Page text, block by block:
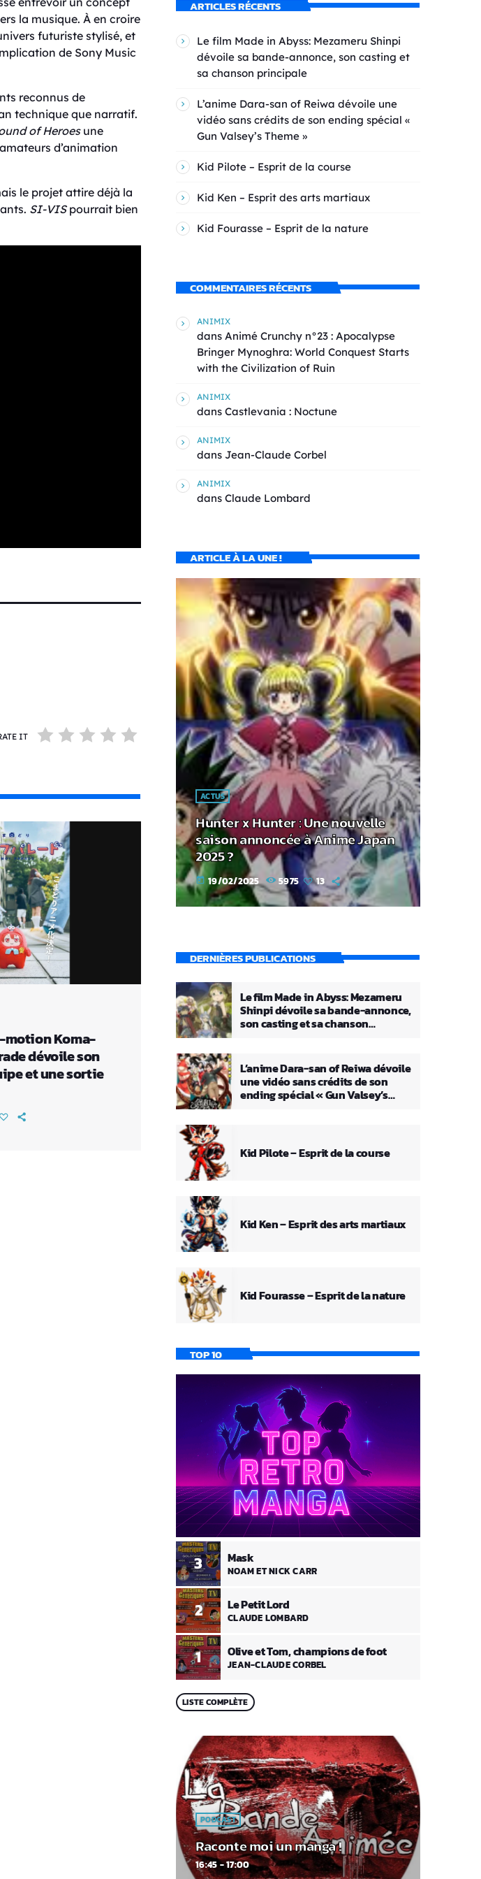
la musique. À en croire
futuriste stylisé, et
de Sony Music
reconnus de
technique que narratif.
of Heroesune
d’animation
le projet attire déjà la
SI-VISpourrait bien
IT
motion Koma-
dévoile son
et une sortie
ARTICLES RÉCENTS
Le film Made in Abyss: Mezameru Shinpi
dévoile sa bande-annonce, son casting et
sa chanson principale
L’anime Dara-san of Reiwa dévoile une
vidéo sans crédits de son ending spécial «
Gun Valsey’s Theme »
Kid Pilote – Esprit de la course
Kid Ken – Esprit des arts martiaux
Kid Fourasse – Esprit de la nature
COMMENTAIRES RÉCENTS
ANIMIX
dans Animé Crunchy n°23 : Apocalypse
Bringer Mynoghra: World Conquest Starts
with the Civilization of Ruin
ANIMIX
dans Castlevania : Noctune
ANIMIX
dans Jean-Claude Corbel
ANIMIX
dans Claude Lombard
ARTICLE À LA UNE !
ACTUS
Hunter x Hunter : Une nouvelle
saison annoncée à Anime Japan
2025 ?
today 19/02/2025 5975 13
DERNIÈRES PUBLICATIONS
Le film Made in Abyss: Mezameru
Shinpi dévoile sa bande-annonce,
son casting et sa chanson
L’anime Dara-san of Reiwa dévoile
une vidéo sans crédits de son
ending spécial « Gun Valsey’s
Kid Pilote – Esprit de la course
Kid Ken – Esprit des arts martiaux
Kid Fourasse – Esprit de la nature
TOP 10
1 Olive et Tom, champions de foot
JEAN-CLAUDE CORBEL
2 Le Petit Lord
CLAUDE LOMBARD
3 Mask
NOAM ET NICK CARR
LISTE COMPLÈTE
PODCAST
Raconte moi un manga !
16:45 - 17:00